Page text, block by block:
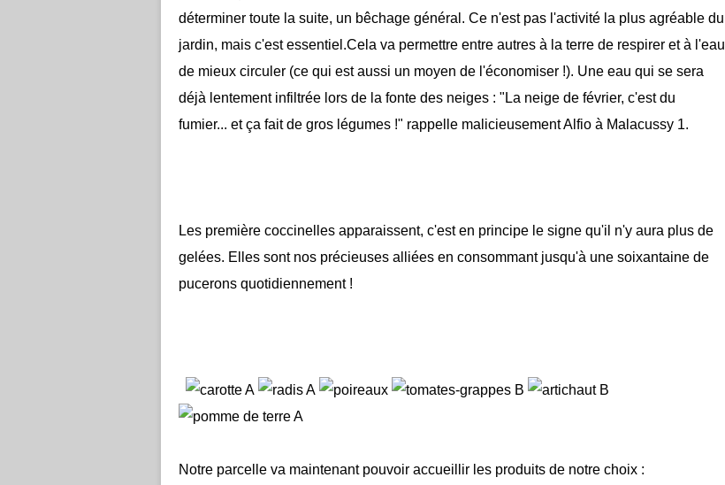
déterminer toute la suite, un bêchage général. Ce n'est pas l'activité la plus agréable du
jardin, mais c'est essentiel.Cela va permettre entre autres à la terre de respirer et à l'eau
de mieux circuler (ce qui est aussi un moyen de l'économiser !). Une eau qui se sera
déjà lentement infiltrée lors de la fonte des neiges : "La neige de février, c'est du
fumier... et ça fait de gros légumes !" rappelle malicieusement Alfio à Malacussy 1.
Les première coccinelles apparaissent, c'est en principe le signe qu'il n'y aura plus de
gelées. Elles sont nos précieuses alliées en consommant jusqu'à une soixantaine de
pucerons quotidiennement !
Notre parcelle va maintenant pouvoir accueillir les produits de notre choix :